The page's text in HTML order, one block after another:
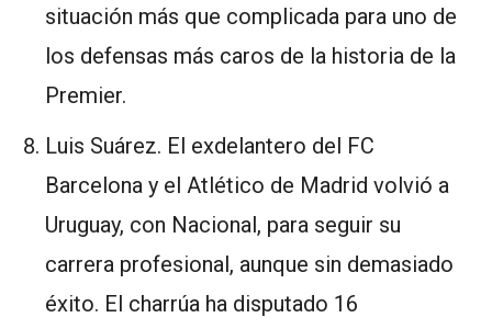
situación más que complicada para uno de
los defensas más caros de la historia de la
Premier.
Luis Suárez. El exdelantero del FC
Barcelona y el Atlético de Madrid volvió a
Uruguay, con Nacional, para seguir su
carrera profesional, aunque sin demasiado
éxito. El charrúa ha disputado 16